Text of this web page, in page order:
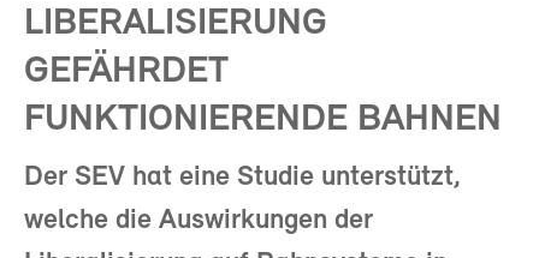
LIBERALISIERUNG
GEFÄHRDET
FUNKTIONIERENDE BAHNEN
Der SEV hat eine Studie unterstützt,
welche die Auswirkungen der